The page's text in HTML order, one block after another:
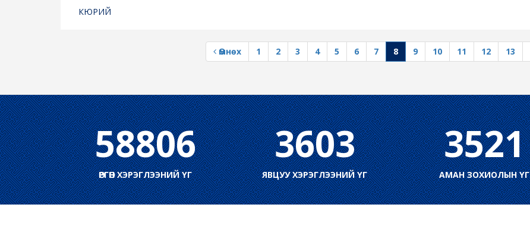
КЮРИЙ
Өмнөх 1 2 3 4 5 6 7 8 9 10 11 12 13
58806
ӨРГӨН ХЭРЭГЛЭЭНИЙ ҮГ
3603
ЯВЦУУ ХЭРЭГЛЭЭНИЙ ҮГ
3521
АМАН ЗОХИОЛЫН ҮГ